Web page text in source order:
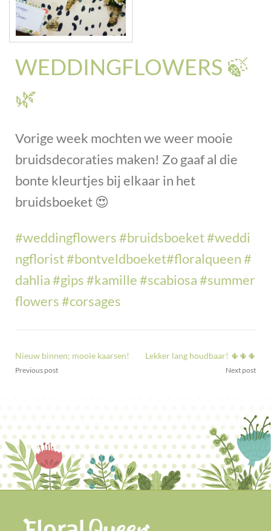
WEDDINGFLOWERS 🍃
🌿
Vorige week mochten we weer mooie
bruidsdecoraties maken! Zo gaaf al die
bonte kleurtjes bij elkaar in het
bruidsboeket 😍
#weddingflowers#bruidsboeket#weddi
ngflorist#bontveldboeket#floralqueen#
dahlia#gips#kamille#scabiosa#summer
flowers#corsages
Nieuw binnen; mooie kaarsen!
Previous post
Lekker lang houdbaar! 🌵🌵🌵
Next post